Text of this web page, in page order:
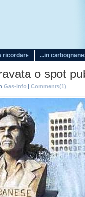
ricordare ...in
o spot
Gas-info | Comments(1)